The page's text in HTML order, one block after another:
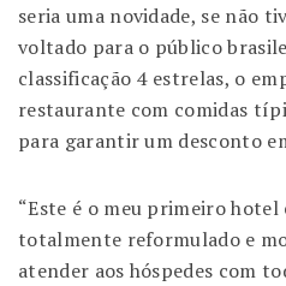
seria uma novidade, se não
voltado para o público
classificação 4 estrelas, o
restaurante com comidas
para garantir um desconto
“Este é o meu primeiro hotel
totalmente reformulado e
atender a​os hóspedes com